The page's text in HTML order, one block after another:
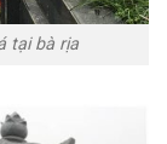
tại bà rịa